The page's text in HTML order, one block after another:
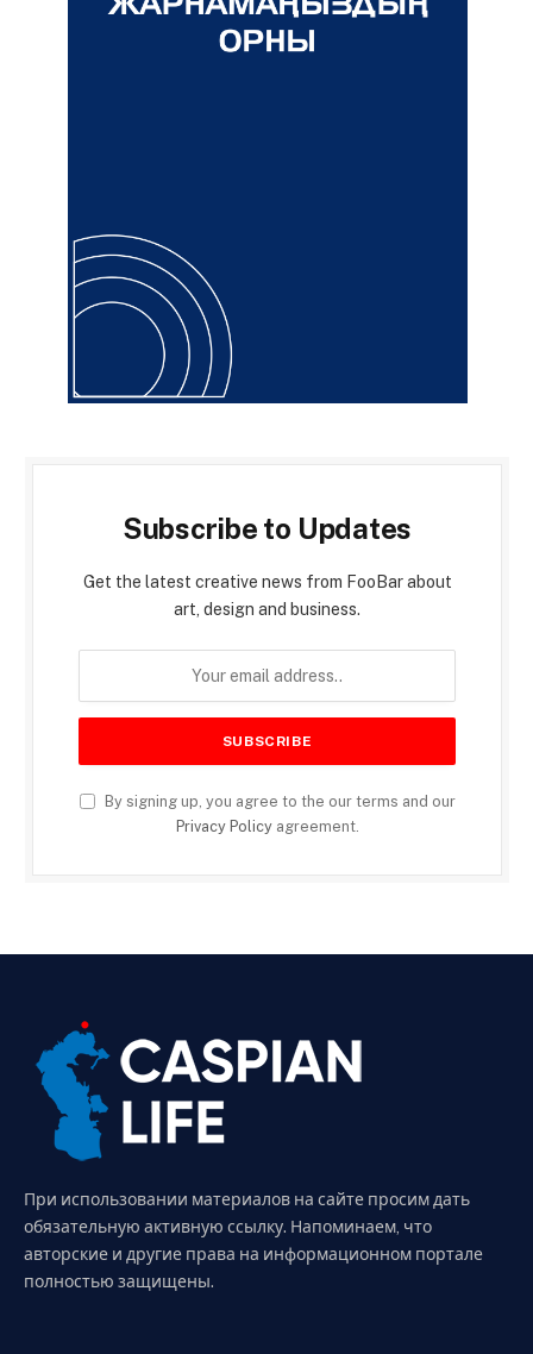
Subscribe to Updates
Get the latest creative news from FooBar about
art, design and business.
By signing up, you agree to the our terms and our
Privacy Policyagreement.
При использовании материалов на сайте просим дать
обязательную активную ссылку. Напоминаем, что
авторские и другие права на информационном портале
полностью защищены.